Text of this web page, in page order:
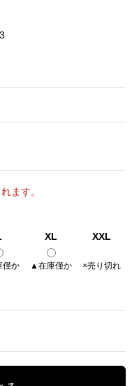
ます。
XL XXL
僅か ▲在庫僅か ×売り切れ